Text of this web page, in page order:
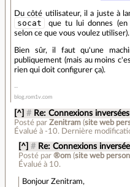
Du côté utilisateur, il a juste à
socat
que tu lui donnes
selon ce que vous voulez utiliser).
Bien sûr, il faut qu'une
publiquement (mais au moins
rien qui doit configurer ça).
blog.rom1v.com
[^] # Re: Connexions inversées
Posté parZenitram (site web
Évalué à -10. Dernière
[^] # Re: Connexions
Posté par ®om(site web
Évalué à 10.
Bonjour Zenitram,